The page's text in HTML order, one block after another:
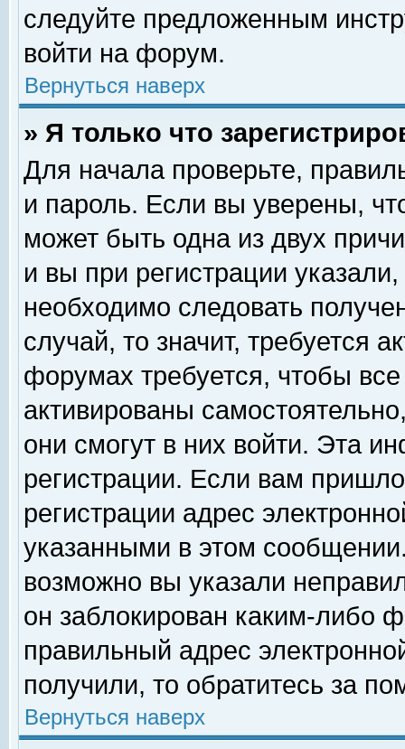
следуйте предложенным
войти на форум.
Вернуться наверх
» Я только что
Для начала проверьте,
и пароль. Если вы уверены,
может быть одна из двух
и вы при регистрации
необходимо следовать
случай, то значит, требуется
форумах требуется, чтобы
активированы
они смогут в них войти. Эта
регистрации. Если вам
регистрации адрес
указанными в этом
возможно вы указали
он заблокирован каким-либо
правильный адрес
получили, то обратитесь за
Вернуться наверх